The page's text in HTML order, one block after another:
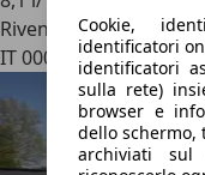
Rivenditore
IT 00040
Ariccia - Roma
Cookie,
identificatori
identificatori
sulla rete)
browser e
dello schermo,
archiviati